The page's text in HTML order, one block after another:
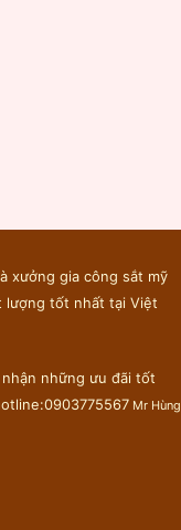
xưởng gia công sắt mỹ
lượng tốt nhất tại Việt
những ưu đãi tốt
Mr Hùng